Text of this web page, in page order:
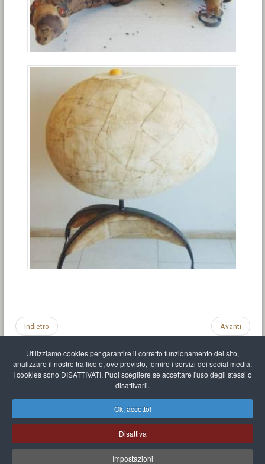
Utilizziamo cookies per garantire il corretto funzionamento del sito,
analizzare il nostro traffico e, ove previsto, fornire i servizi dei social media.
I cookies sono DISATTIVATI. Puoi scegliere se accettare l'uso degli stessi o
disattivarli.
Ok, accetto!
Disattiva
Impostazioni
Indietro Avanti
Mappa del sito
Mr Balthasar Brennenstuhl
Artista scultore e pittore
Quai Séverine Résidence Navy Club / 17 83430 Saint-Mandrier-sur-Mer,Provence-
Alpes-Côte d'Azur-France